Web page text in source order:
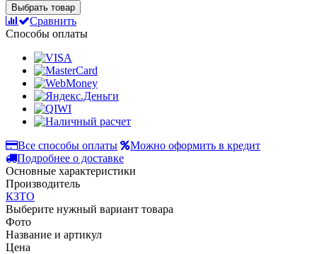
Выбрать товар
Сравнить
Способы оплаты
Все способы оплаты
Можно оформить в кредит
Подробнее о доставке
Основные характеристики
Производитель
КЗТО
Выберите нужный вариант товара
Фото
Название и артикул
Цена